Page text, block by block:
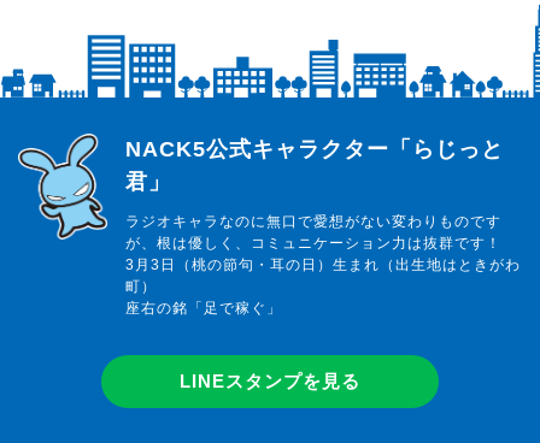
らじっと君
NACK5公式キャラクター「らじっと
君」
ラジオキャラなのに無口で愛想がない変わりものです
が、根は優しく、コミュニケーション力は抜群です！
3月3日（桃の節句・耳の日）生まれ（出生地はときがわ
町）
座右の銘「足で稼ぐ」
LINEスタンプを見る